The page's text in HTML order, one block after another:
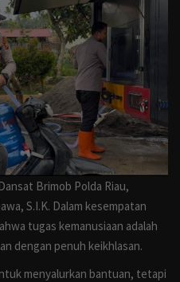
Brimob Polda Riau,
S.I.K. Dalam kesempatan
tugas kemanusiaan adalah
dengan penuh keikhlasan.
menyalurkan bantuan, tetapi